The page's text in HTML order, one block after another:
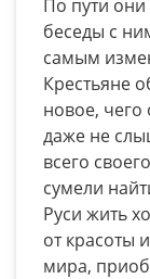
По пути
беседы с
самым
Крестьяне
новое,
даже не
всего
сумели
Руси жить
от красоты
мира,